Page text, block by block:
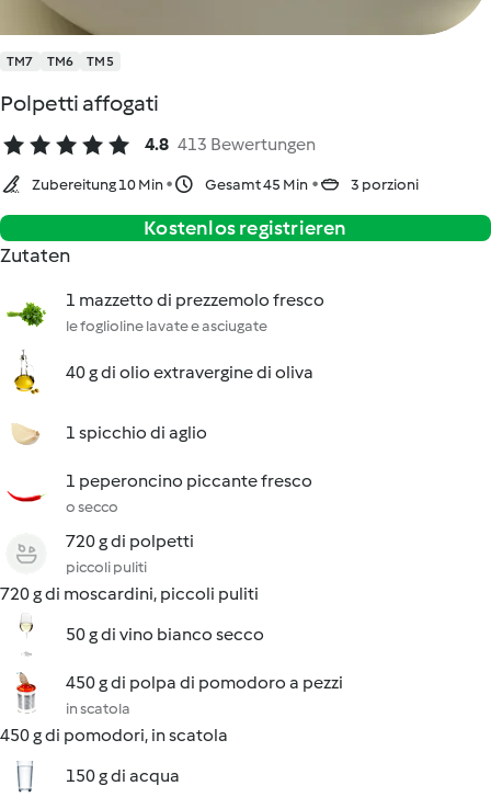
TM7 TM6 TM5
Polpetti affogati
4.8 413 Bewertungen
Zubereitung 10 Min Gesamt 45 Min 3 porzioni
Kostenlos registrieren
Zutaten
1 mazzetto di prezzemolo fresco
le foglioline lavate e asciugate
40 g di olio extravergine di oliva
1 spicchio di aglio
1 peperoncino piccante fresco
o secco
720 g di polpetti
piccoli puliti
720 g di moscardini, piccoli puliti
50 g di vino bianco secco
450 g di polpa di pomodoro a pezzi
in scatola
450 g di pomodori, in scatola
150 g di acqua